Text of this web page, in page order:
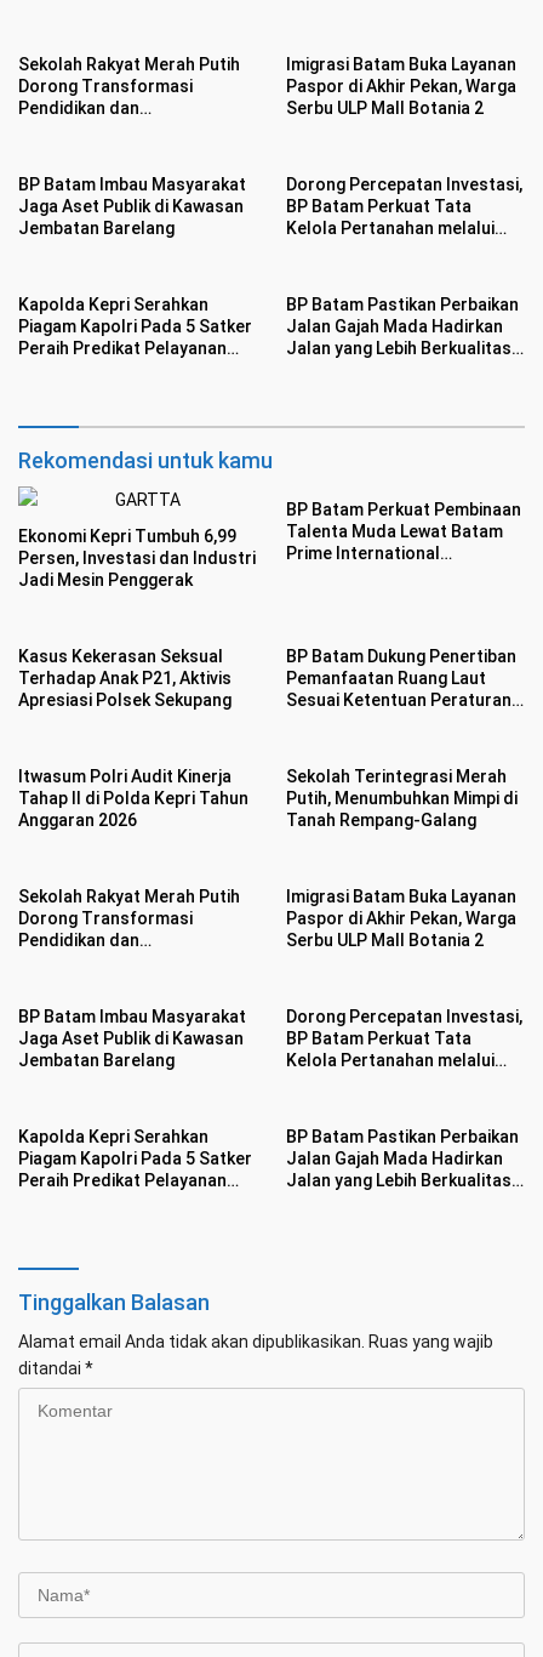
Sekolah Rakyat Merah Putih
Dorong Transformasi
Pendidikan dan
Imigrasi Batam Buka Layanan
Paspor di Akhir Pekan, Warga
Serbu ULP Mall Botania 2
BP Batam Imbau Masyarakat
Jaga Aset Publik di Kawasan
Jembatan Barelang
Dorong Percepatan Investasi,
BP Batam Perkuat Tata
Kelola Pertanahan melalui
Kapolda Kepri Serahkan
Piagam Kapolri Pada 5 Satker
Peraih Predikat Pelayanan
BP Batam Pastikan Perbaikan
Jalan Gajah Mada Hadirkan
Jalan yang Lebih Berkualitas
Rekomendasi untuk kamu
Ekonomi Kepri Tumbuh 6,99
Persen, Investasi dan Industri
Jadi Mesin Penggerak
BP Batam Perkuat Pembinaan
Talenta Muda Lewat Batam
Prime International
Kasus Kekerasan Seksual
Terhadap Anak P21, Aktivis
Apresiasi Polsek Sekupang
BP Batam Dukung Penertiban
Pemanfaatan Ruang Laut
Sesuai Ketentuan Peraturan
Itwasum Polri Audit Kinerja
Tahap II di Polda Kepri Tahun
Anggaran 2026
Sekolah Terintegrasi Merah
Putih, Menumbuhkan Mimpi di
Tanah Rempang-Galang
Sekolah Rakyat Merah Putih
Dorong Transformasi
Pendidikan dan
Imigrasi Batam Buka Layanan
Paspor di Akhir Pekan, Warga
Serbu ULP Mall Botania 2
BP Batam Imbau Masyarakat
Jaga Aset Publik di Kawasan
Jembatan Barelang
Dorong Percepatan Investasi,
BP Batam Perkuat Tata
Kelola Pertanahan melalui
Kapolda Kepri Serahkan
Piagam Kapolri Pada 5 Satker
Peraih Predikat Pelayanan
BP Batam Pastikan Perbaikan
Jalan Gajah Mada Hadirkan
Jalan yang Lebih Berkualitas
Tinggalkan Balasan
Alamat email Anda tidak akan dipublikasikan. Ruas yang wajib
ditandai *